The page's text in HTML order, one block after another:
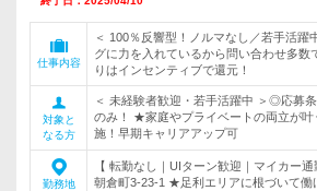
仕事内容
＜ 100％反響型！ノルマなし／若手活躍
グに力を入れているから問い合わせ多
りはインセンティブで還元！
対象と
なる方
＜ 未経験者歓迎・若手活躍中 ＞◎応募条
のみ！ ★家庭やプライベートの両立が
施！早期キャリアアップ可
勤務地
【 転勤なし｜UIターン歓迎｜マイカー
朝倉町3-23-1 ★足利エリアに根づいて働